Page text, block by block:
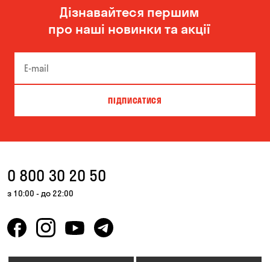
Олександрівка Чорноморськ
Дізнавайтеся першим
про наші новинки та акції
ПІДПИСАТИСЯ
0 800 30 20 50
з 10:00 - до 22:00